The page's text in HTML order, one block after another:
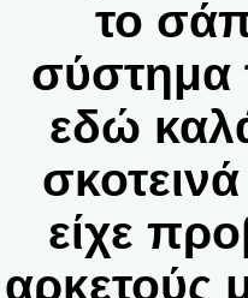
το
σύστημα
εδώ
είχε
αρκετούς